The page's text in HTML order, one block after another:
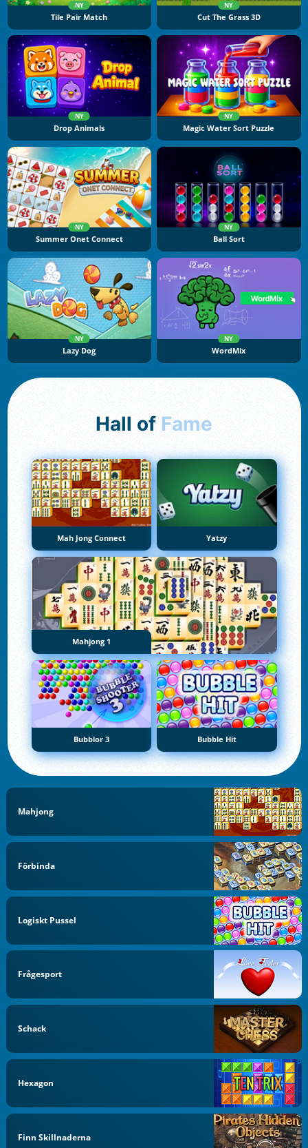
NY
Tile Pair Match
NY
Cut The Grass 3D
NY
Drop Animals
NY
Magic Water Sort Puzzle
NY
Summer Onet Connect
NY
Ball Sort
NY
Lazy Dog
NY
WordMix
Hall of Fame
Mah Jong Connect Yatzy
Mahjong 1
Bubblor 3 Bubble Hit
Mahjong
Förbinda
Logiskt Pussel
Frågesport
Schack
Hexagon
Finn Skillnaderna